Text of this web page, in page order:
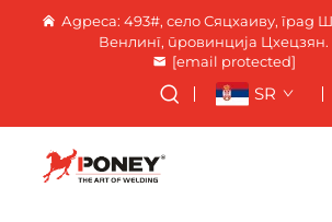
Адреса: 493#, село Сяцхаиву, град
Венлинг, провинција
[email protected]
SR